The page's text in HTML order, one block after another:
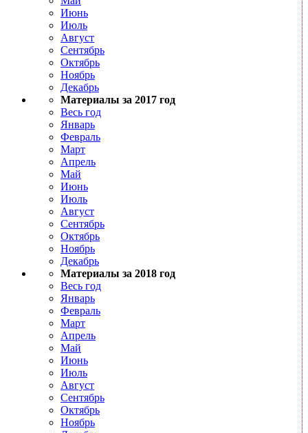
Июнь
Июль
Август
Сентябрь
Октябрь
Ноябрь
Декабрь
Материалы за 2017 год
Весь год
Январь
Февраль
Март
Апрель
Май
Июнь
Июль
Август
Сентябрь
Октябрь
Ноябрь
Декабрь
Материалы за 2018 год
Весь год
Январь
Февраль
Март
Апрель
Май
Июнь
Июль
Август
Сентябрь
Октябрь
Ноябрь